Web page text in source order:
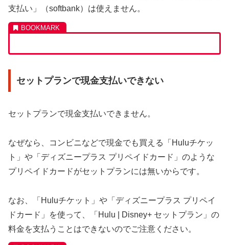
支払い」（softbank）は使えません。
セットプランで現金支払いできない
セットプランで現金支払いできません。
なぜなら、コンビニなどで現金でも買える「Huluチケッ
ト」や「ディズニープラス プリペイドカード」のような
プリペイドカードがセットプランには無いからです。
なお、「Huluチケット」や「ディズニープラス プリペイ
ドカード」を使って、「Hulu | Disney+ セットプラン」の
料金を支払うことはできないのでご注意ください。